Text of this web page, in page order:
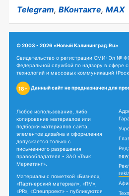
Telegram, ВКонтакте, MAX
© 2003 - 2026 «Новый Калининград.Ru»
Свидетельство о регистрации СМИ: Эл №
Федеральной службой по надзору в сфере
технологий и массовых коммуникаций
18+ Данный сайт не предназначен для
Любое использование, либо
копирование материалов или
подборки материалов сайта,
элементов дизайна и оформления
допускается только с
письменного разрешения
правообладателя - ЗАО «Твик
Маркетинг».
Материалы с пометкой «Бизнес»,
«Партнерский материал», «ПМ»,
«PR», «Спецпроект» - публикуются